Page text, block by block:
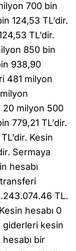
700 bin
124,53 TL’dir.
TL’dir.
850 bin
938,90
481 milyon
20 milyon 500
779,21 TL’dir.
Kesin
Sermaya
hesabı
transferi
TL.
hesabı 0
giderleri kesin
bir